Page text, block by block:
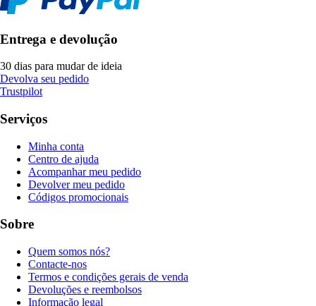
Entrega e devolução
30 dias para mudar de ideia
Devolva seu pedido
Trustpilot
Serviços
Minha conta
Centro de ajuda
Acompanhar meu pedido
Devolver meu pedido
Códigos promocionais
Sobre
Quem somos nós?
Contacte-nos
Termos e condições gerais de venda
Devoluções e reembolsos
Informação legal